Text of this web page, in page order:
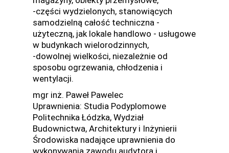
-części wydzielonych, stanowiących
samodzielną całość techniczna -
użyteczną, jak lokale handlowo - usługowe
w budynkach wielorodzinnych,
-dowolnej wielkości, niezależnie od
sposobu ogrzewania, chłodzenia i
wentylacji.
mgr inż. Paweł Pawelec
Uprawnienia: Studia Podyplomowe
Politechnika Łódzka, Wydział
Budownictwa, Architektury i Inżynierii
Środowiska nadające uprawnienia do
wykonywania zawodu audytora i